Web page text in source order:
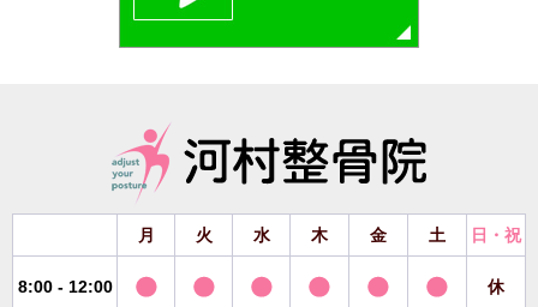
月 火 水 木 金 土 日・祝
8:00 - 12:00 休